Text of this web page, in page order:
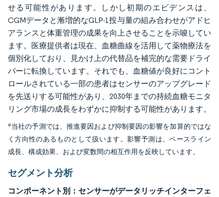
せる可能性があります。しかし初期のエビデンスは、
CGMデータと漸増的なGLP-1投与量の組み合わせがアドヒ
アランスと体重管理の成果を向上させることを示唆してい
ます。医療提供者は現在、血糖曲線を活用して薬物療法を
個別化しており、見かけ上の代替品を補完的な需要ドライ
バーに転換しています。それでも、血糖値が良好にコント
ロールされている一部の患者はセンサーのアップグレード
を先送りする可能性があり、2030年までの持続血糖モニタ
リング市場の成長をわずかに抑制する可能性があります。
*当社の予測では、推進要因および抑制要因の影響を加算的ではな
く方向性のあるものとして扱います。影響予測は、ベースライン
成長、構成効果、および変数間の相互作用を反映しています。
セグメント分析
コンポーネント別：センサーがデータリッチインターフェ